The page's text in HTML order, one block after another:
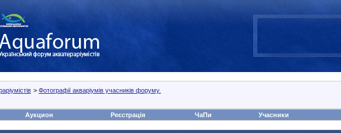
> Фотографії акваріумів учасників форуму.
Аукцион Реєстрація ЧаПи Учасники